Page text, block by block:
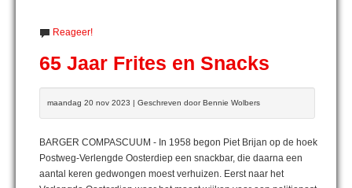
Reageer!
65 Jaar Frites en Snacks
maandag 20 nov 2023 | Geschreven door Bennie Wolbers
BARGER COMPASCUUM - In 1958 begon Piet Brijan op de hoek
Postweg-Verlengde Oosterdiep een snackbar, die daarna een
aantal keren gedwongen moest verhuizen. Eerst naar het